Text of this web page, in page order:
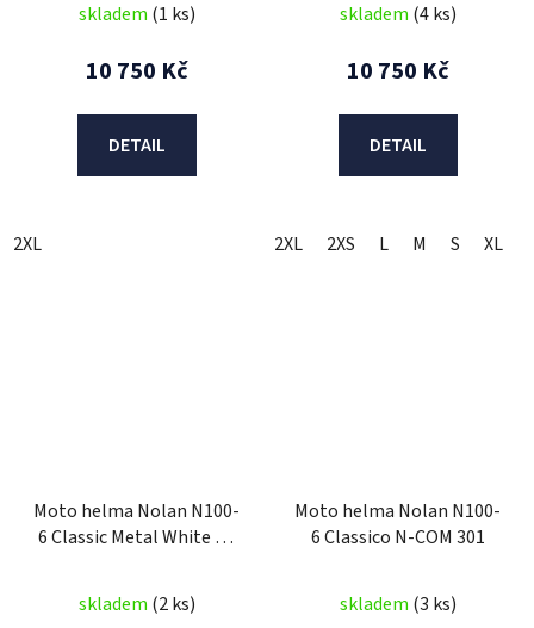
skladem (1 ks)
10 750 Kč
DETAIL
2XL
skladem (4 ks)
10 750 Kč
DETAIL
2XL 2XS L M S XL
Moto helma Nolan N100-
6 Classic Metal White N-
skladem (2 ks)
Moto helma Nolan N100-
6 Classico N-COM 301
skladem (3 ks)